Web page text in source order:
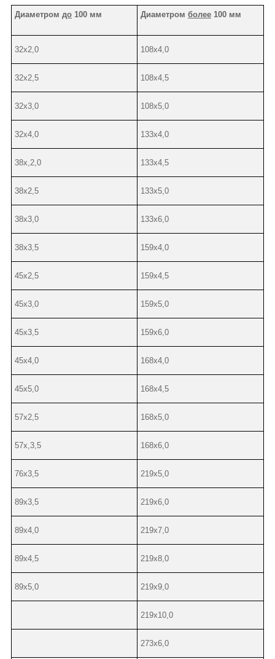
Диаметром до 100 мм Диаметром более 100 мм
32х2,0 108х4,0
32х2,5 108х4,5
32х3,0 108х5,0
32х4,0 133х4,0
38х,2,0 133х4,5
38х2,5 133х5,0
38х3,0 133х6,0
38х3,5 159х4,0
45х2,5 159х4,5
45х3,0 159х5,0
45х3,5 159х6,0
45х4,0 168х4,0
45х5,0 168х4,5
57х2,5 168х5,0
57х,3,5 168х6,0
76х3,5 219х5,0
89х3,5 219х6,0
89х4,0 219х7,0
89х4,5 219х8,0
89х5,0 219х9,0
219х10,0
273х6,0